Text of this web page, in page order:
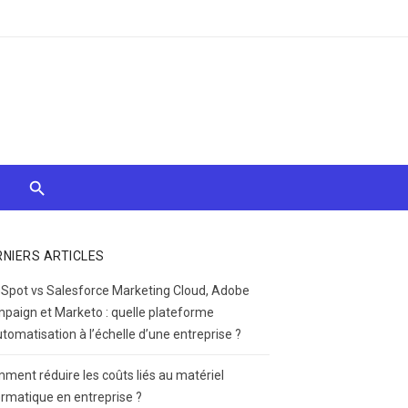
ARTICLES
vs Salesforce Marketing Cloud, Adobe
et Marketo : quelle plateforme
à l’échelle d’une entreprise ?
réduire les coûts liés au matériel
en entreprise ?